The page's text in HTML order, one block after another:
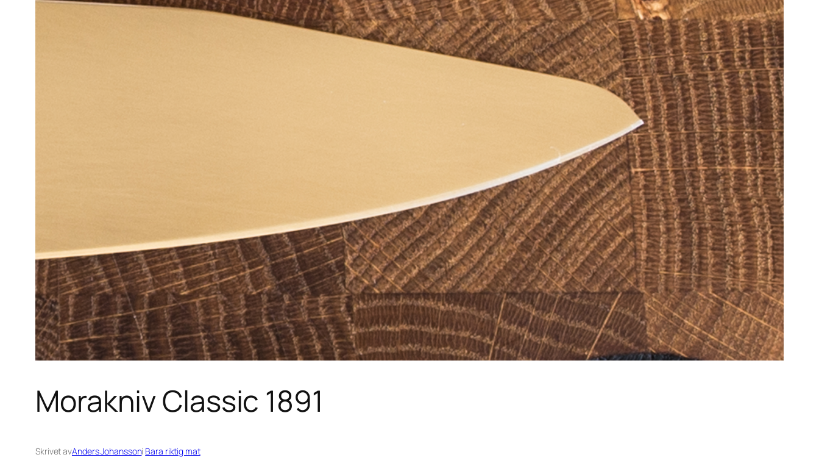
Morakniv Classic 1891
Skrivet avAnders Johanssoni Bara riktig mat